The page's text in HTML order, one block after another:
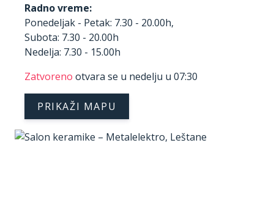
Radno vreme:
Ponedeljak - Petak: 7.30 - 20.00h,
Subota: 7.30 - 20.00h
Nedelja: 7.30 - 15.00h
Zatvoreno otvara se u nedelju u 07:30
PRIKAŽI MAPU